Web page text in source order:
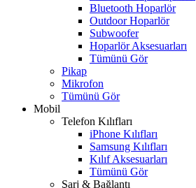
Bluetooth Hoparlör
Outdoor Hoparlör
Subwoofer
Hoparlör Aksesuarları
Tümünü Gör
Pikap
Mikrofon
Tümünü Gör
Mobil
Telefon Kılıfları
iPhone Kılıfları
Samsung Kılıfları
Kılıf Aksesuarları
Tümünü Gör
Şarj & Bağlantı